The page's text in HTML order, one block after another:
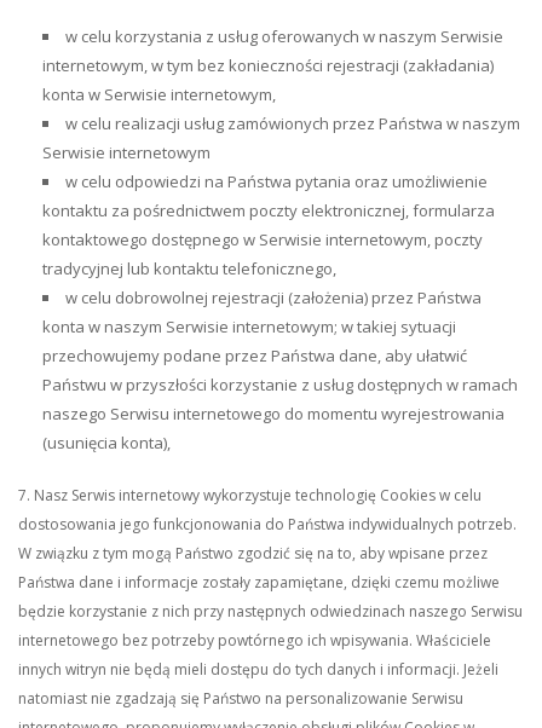
w celu korzystania z usług oferowanych w naszym Serwisie
internetowym, w tym bez konieczności rejestracji (zakładania)
konta w Serwisie internetowym,
w celu realizacji usług zamówionych przez Państwa w naszym
Serwisie internetowym
w celu odpowiedzi na Państwa pytania oraz umożliwienie
kontaktu za pośrednictwem poczty elektronicznej, formularza
kontaktowego dostępnego w Serwisie internetowym, poczty
tradycyjnej lub kontaktu telefonicznego,
w celu dobrowolnej rejestracji (założenia) przez Państwa
konta w naszym Serwisie internetowym; w takiej sytuacji
przechowujemy podane przez Państwa dane, aby ułatwić
Państwu w przyszłości korzystanie z usług dostępnych w ramach
naszego Serwisu internetowego do momentu wyrejestrowania
(usunięcia konta),
7. Nasz Serwis internetowy wykorzystuje technologię Cookies w celu
dostosowania jego funkcjonowania do Państwa indywidualnych potrzeb.
W związku z tym mogą Państwo zgodzić się na to, aby wpisane przez
Państwa dane i informacje zostały zapamiętane, dzięki czemu możliwe
będzie korzystanie z nich przy następnych odwiedzinach naszego Serwisu
internetowego bez potrzeby powtórnego ich wpisywania. Właściciele
innych witryn nie będą mieli dostępu do tych danych i informacji. Jeżeli
natomiast nie zgadzają się Państwo na personalizowanie Serwisu